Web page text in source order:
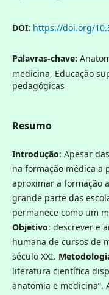
DOI: https://doi.org/
Palavras-chave:
medicina, Educação
pedagógicas
Resumo
Introdução: Apesar
na formação médica a
aproximar a formação
grande parte das
permanece como um
Objetivo: descrever e
humana de cursos de
século XXI.
literatura científica
anatomia e medicina”.